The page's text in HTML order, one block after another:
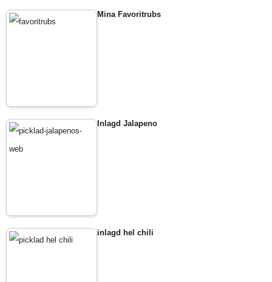
Mina Favoritrubs
Inlagd Jalapeno
inlagd hel chili